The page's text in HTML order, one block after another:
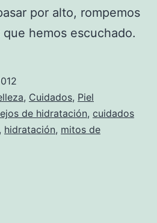
por alto, rompemos
hemos escuchado.
, Cuidados, Piel
de hidratación, cuidados
, hidratación, mitos de